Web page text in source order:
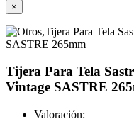
×
Tijera Para Tela
Vintage SASTRE
Valoración: